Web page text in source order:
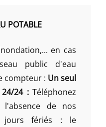
POTABLE
en cas
public d'eau
compteur : Un seul
24 :Téléphonez
l'absence de nos
jours fériés : le